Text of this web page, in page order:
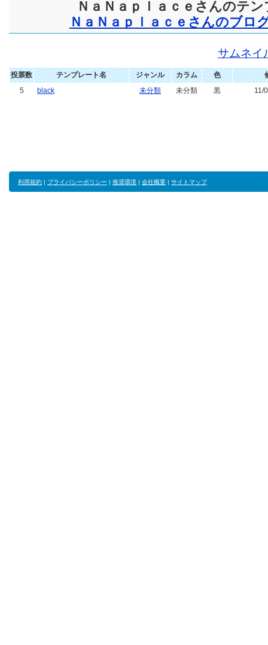
ＮａＮａｐｌａｃｅさんのテ
ＮａＮａｐｌａｃｅさんのブロ
サムネイ
投票数 テンプレート名 ジャンル カラム 色
5
black 未分類 未分類 黒 11/
利用規約 | プライバシーポリシー | 推奨環境 | 会社概要 | サイトマップ